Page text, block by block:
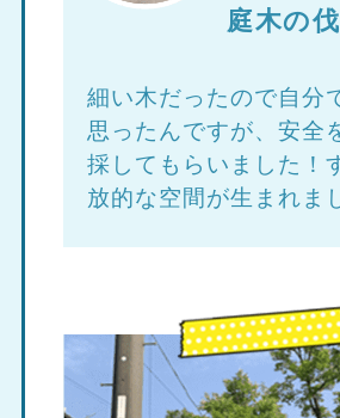
庭木の
細い木だったので自分
思ったんですが、安全
採してもらいました！
放的な空間が生まれま